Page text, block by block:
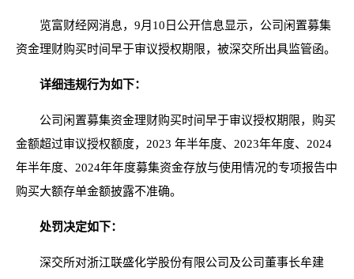
览富财经网消息，9月10日公开信息显示，公司闲置募集
资金理财购买时间早于审议授权期限，被深交所出具监管函。
详细违规行为如下：
公司闲置募集资金理财购买时间早于审议授权期限，购买
金额超过审议授权额度，2023 年半年度、2023年年度、2024
年半年度、2024年年度募集资金存放与使用情况的专项报告中
购买大额存单金额披露不准确。
处罚决定如下：
深交所对浙江联盛化学股份有限公司及公司董事长牟建